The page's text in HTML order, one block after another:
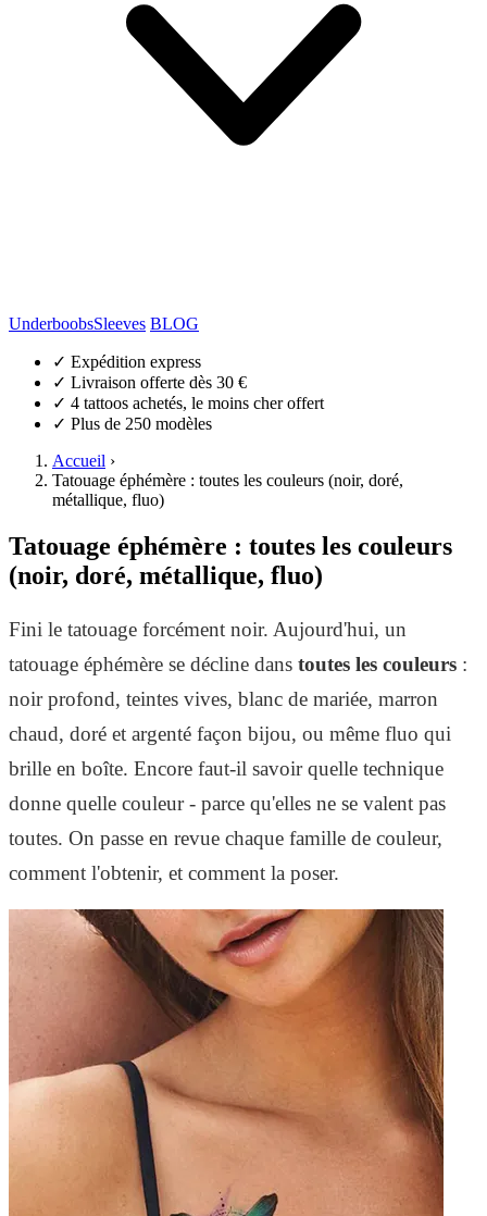
UnderboobsSleeves BLOG
✓ Expédition express
✓ Livraison offerte dès 30 €
✓ 4 tattoos achetés, le moins cher offert
✓ Plus de 250 modèles
Accueil ›
Tatouage éphémère : toutes les couleurs (noir, doré,
métallique, fluo)
Tatouage éphémère : toutes les couleurs
(noir, doré, métallique, fluo)
Fini le tatouage forcément noir. Aujourd'hui, un
tatouage éphémère se décline dans toutes les couleurs :
noir profond, teintes vives, blanc de mariée, marron
chaud, doré et argenté façon bijou, ou même fluo qui
brille en boîte. Encore faut-il savoir quelle technique
donne quelle couleur - parce qu'elles ne se valent pas
toutes. On passe en revue chaque famille de couleur,
comment l'obtenir, et comment la poser.